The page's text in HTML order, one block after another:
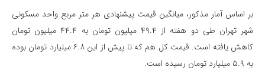
بر اساس آمار مذکور، میانگین قیمت پیشنهادی هر متر مربع واحد مسکونی
شهر تهران طی دو هفته از ۴۹.۴ میلیون تومان به ۴۴.۴ میلیون تومان
کاهش یافته است. قیمت کل هم که تا پیش از این ۶.۸ میلیارد تومان بوده
به ۵.۹ میلیارد تومان رسیده است.